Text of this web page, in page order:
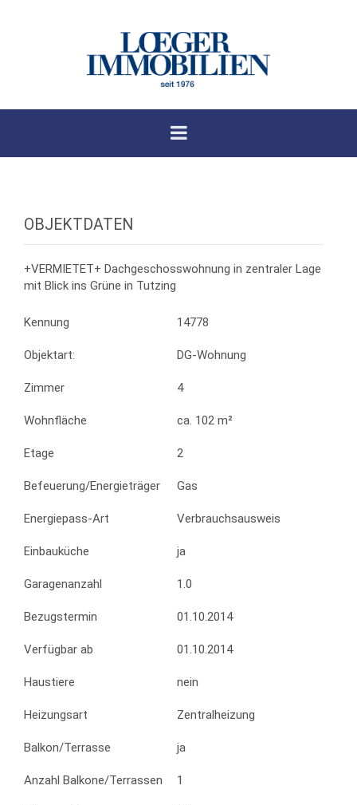
OBJEKTDATEN
+VERMIETET+ Dachgeschosswohnung in zentraler Lage
mit Blick ins Grüne in Tutzing
Kennung 14778
Objektart: DG-Wohnung
Zimmer 4
Wohnfläche ca. 102 m²
Etage 2
Befeuerung/Energieträger Gas
Energiepass-Art Verbrauchsausweis
Einbauküche ja
Garagenanzahl 1.0
Bezugstermin 01.10.2014
Verfügbar ab 01.10.2014
Haustiere nein
Heizungsart Zentralheizung
Balkon/Terrasse ja
Anzahl Balkone/Terrassen 1